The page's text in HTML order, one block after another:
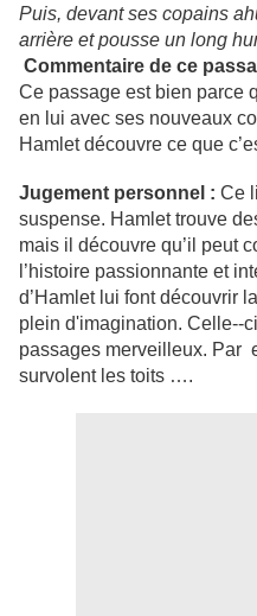
Puis, devant ses copains
arrière et pousse un long
Commentaire de ce
Ce passage est bien parce
en lui avec ses nouveaux
Hamlet découvre ce que
Jugement personnel : Ce
suspense. Hamlet trouve
mais il découvre qu’il peut
l’histoire passionnante et
d’Hamlet lui font découvrir
plein d'imagination. Celle-­
passages merveilleux. Par
survolent les toits ….